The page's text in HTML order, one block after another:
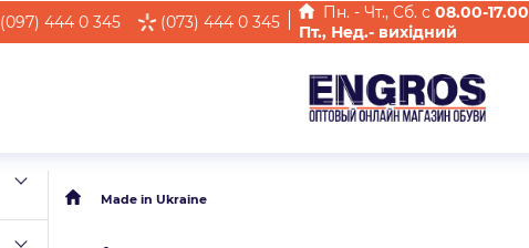
(097) 444 0 345 (073) 444 0 345 Пн. - Чт., Cб. с 08.00-17.00
Пт., Нед.- вихідний
Made in Ukraine